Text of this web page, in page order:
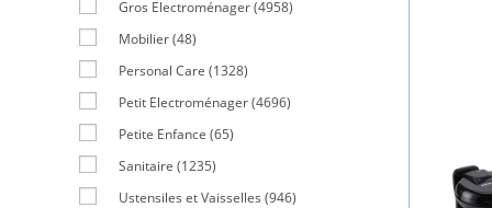
Gros Electroménager(4958)
Mobilier(48)
Personal Care (1328)
Petit Electroménager(4696)
Petite Enfance (65)
Sanitaire (1235)
Ustensiles et Vaisselles (946)